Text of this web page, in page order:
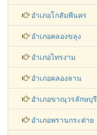
อำเภอโกสัมพีนคร
อำเภอคลองขลุง
อำเภอไทรงาม
อำเภอคลองลาน
อำเภอขาณุวรลักษบุรี
อำเภอพรานกระต่าย